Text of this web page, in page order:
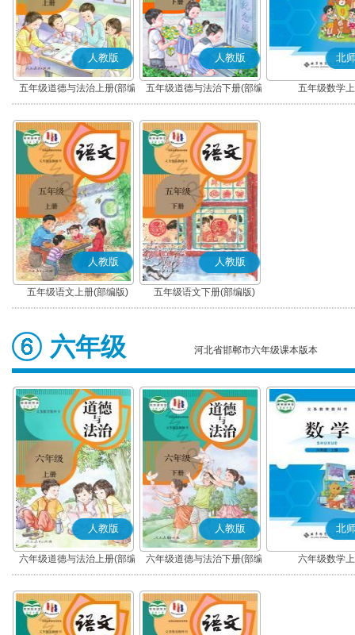
人教版
五年级道德与法治上册(部编
版)
人教版
五年级道德与法治下册(部编
版)
北
五年级数学
人教版
五年级语文上册(部编版)
人教版
五年级语文下册(部编版)
六年级 河北省邯郸市六年级课本版本
人教版
六年级道德与法治上册(部编
版)
人教版
六年级道德与法治下册(部编
版)
北
六年级数学